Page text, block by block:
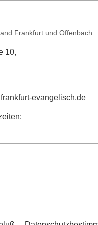
Frankfurt und Offenbach
10,
evangelisch.de